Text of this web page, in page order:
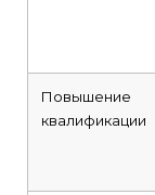
Повышение
квалификации